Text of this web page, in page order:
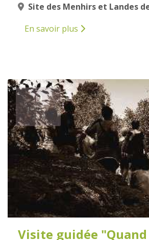
Site des Menhirs et Landes
En savoir plus
9
JUILLET
2026
Visite guidée